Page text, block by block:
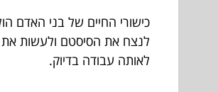
לנצח את הסיסטם ולעשות את
לאותה עבודה בדיוק.